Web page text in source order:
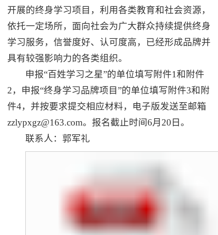
开展的终身学习项目，利用各类教育和社会资源，
依托一定场所，面向社会为广大群众持续提供终身
学习服务，信誉度好、认可度高，已经形成品牌并
具有较强影响力的各类组织。
申报“百姓学习之星”的单位填写附件1和附件
2，申报“终身学习品牌项目”的单位填写附件3和附
件4，并按要求提交相应材料，电子版发送至邮箱
zzlypxgz@163.com。报名截止时间6月20日。
联系人：郭军礼